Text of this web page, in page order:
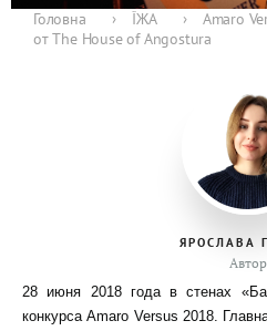
Головна › ЇЖА ›
Amaro
от The House of Angostura
ЯРОСЛАВА
Автор
28 июня 2018 года в стенах
конкурса Amaro Versus 2018.